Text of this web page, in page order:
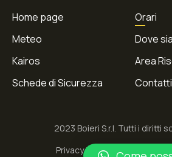
Home page
Meteo
Kairos
Schede di Sicurezza
Orari
Dove
Area
Contatti
2023 Boieri S.r.l. Tutti i diritti
Privacy Policy
Terms